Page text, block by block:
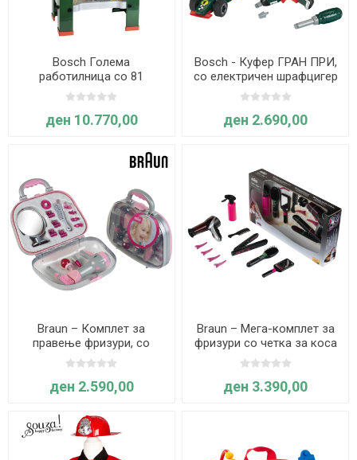
Bosch Голема
работилница со 81
елемент - Klein
ден 10.770,00
Bosch - Куфер ГРАН ПРИ,
со електричен шрафцигер
Иксолино, Klein
ден 2.690,00
Braun – Комплет за
правење фризури, со
електричен фен - Klein
ден 2.590,00
Braun – Мега-комплет за
фризури со четка за коса
Braun Saten Hair 7 - Klein
ден 3.390,00